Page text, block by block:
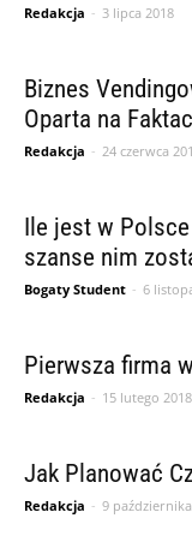
Redakcja - 3 lipca 2018
Biznes
Oparta na
Redakcja - 24 czerwca
Ile jest w
szanse nim
Bogaty Student - 6
Pierwsza firma
Redakcja - 15 lutego 2018
Jak Planować
Redakcja - 9